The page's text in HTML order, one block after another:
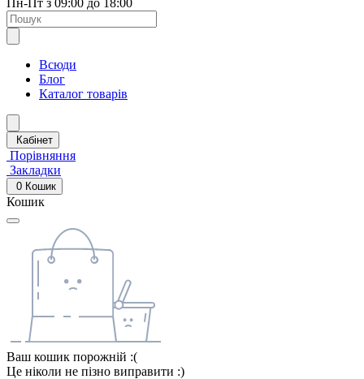
Всюди
Блог
Каталог товарів
Кабінет
Порівняння
Закладки
0 Кошик
Кошик
Ваш кошик порожній :(
Це ніколи не пізно виправити :)